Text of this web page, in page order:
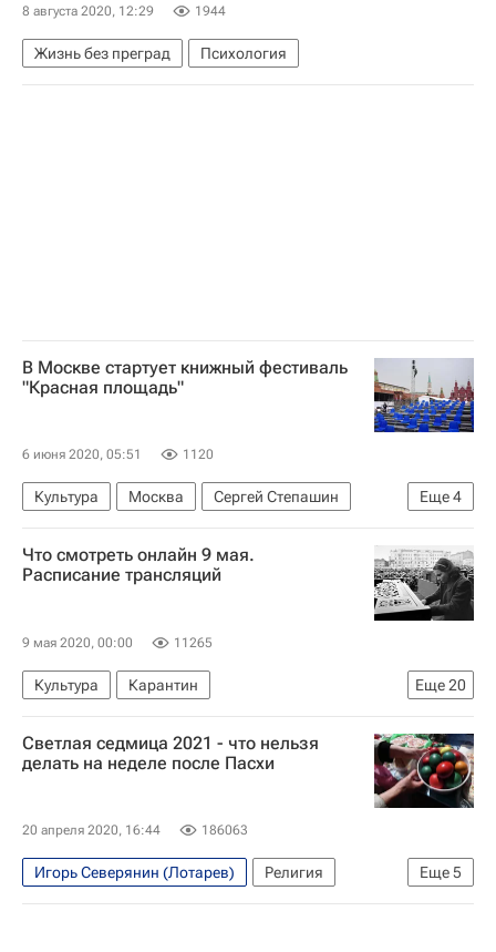
8 августа 2020, 12:29 1944
Жизнь без преград Психология
В Москве стартует книжный фестиваль
"Красная площадь"
6 июня 2020, 05:51 1120
Еще4
Культура Москва
Сергей Степашин
Александр Пушкин
Андрей Макаревич*
Сергей Шаргунов
Евгений Ямбург
Что смотреть онлайн 9 мая.
Расписание трансляций
9 мая 2020, 00:00 11265
Еще20
Культура
Карантин
Константин Хабенский
Большой драматический театр Товстоногова
Театр юных зрителей имени Брянцева
Ленинградский театр имени Ленсовета
Театр на Таганке
Малый театр
Светлая седмица 2021 - что нельзя
делать на неделе после Пасхи
20 апреля 2020, 16:44 186063
Еще5
Игорь Северянин (Лотарев)
Религия
Общество
Справки